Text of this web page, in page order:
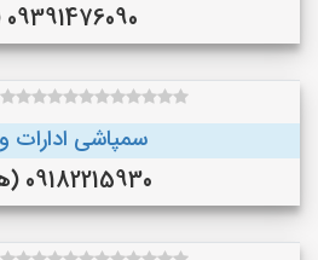
09391476090 (یزد)
سمپاشی ادارات
09182215930 (همدان)